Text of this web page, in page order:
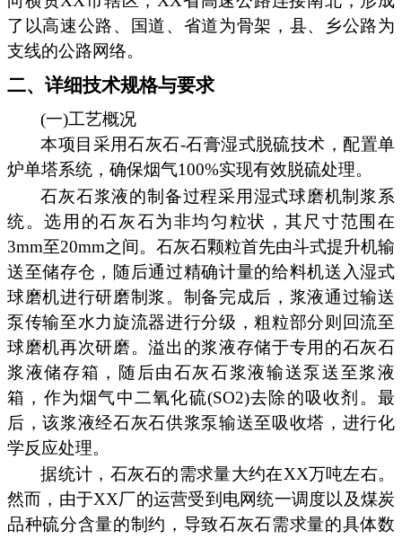
了以高速公路、国道、省道为骨架，县、乡公路为
支线的公路网络。
二、详细技术规格与要求
(一)工艺概况
本项目采用石灰石-石膏湿式脱硫技术，配置单
炉单塔系统，确保烟气100%实现有效脱硫处理。
石灰石浆液的制备过程采用湿式球磨机制浆系
统。选用的石灰石为非均匀粒状，其尺寸范围在
3mm至20mm之间。石灰石颗粒首先由斗式提升机输
送至储存仓，随后通过精确计量的给料机送入湿式
球磨机进行研磨制浆。制备完成后，浆液通过输送
泵传输至水力旋流器进行分级，粗粒部分则回流至
球磨机再次研磨。溢出的浆液存储于专用的石灰石
浆液储存箱，随后由石灰石浆液输送泵送至浆液
箱，作为烟气中二氧化硫(SO2)去除的吸收剂。最
后，该浆液经石灰石供浆泵输送至吸收塔，进行化
学反应处理。
据统计，石灰石的需求量大约在XX万吨左右。
然而，由于XX厂的运营受到电网统一调度以及煤炭
品种硫分含量的制约，导致石灰石需求量的具体数